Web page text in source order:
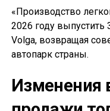
«Производство
2026 году
Volga, возвращая
автопарк страны.
Изменения